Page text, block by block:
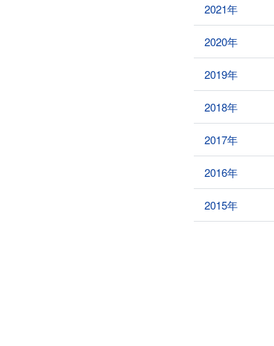
2021年
2020年
2019年
2018年
2017年
2016年
2015年